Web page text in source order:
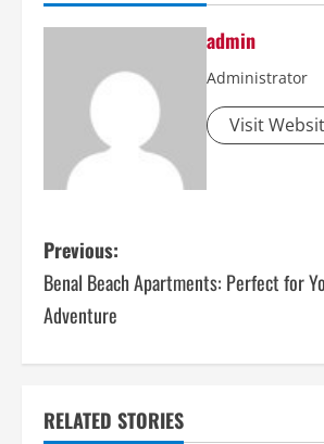
admin
Administrator
Visit
P
o
Previous:
Benal Beach Apartments: Perfect for
Adventure
RELATED STORIES